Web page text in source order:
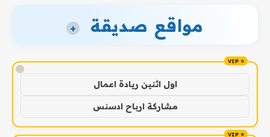
مواقع صديقة +
!
اول اثنين ريادة اعمال
مشاركة ارباح ادسنس